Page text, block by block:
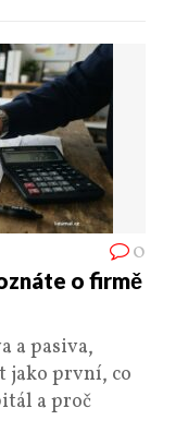
0
o firmě
a pasiva,
jako první, co
a proč